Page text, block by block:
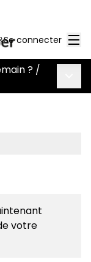
Se connecter
? /
votre